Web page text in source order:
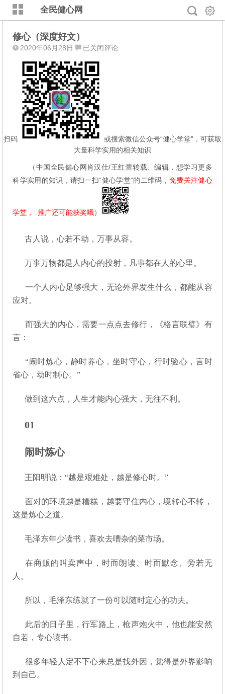
全民健心网
修心（深度好文）
2020年06月28日
修
（深
度
好
文）
已关闭评论
扫码
或搜索微信公众号“健心学堂”，可获取
大量科学实用的相关知识
（中国全民健心网肖汉仕/王红蕾转载、编辑，想学习更多
科学实用的知识，请扫一扫“健心学堂”的二维码， 免费关注健心
学堂，  推广还可能获奖哦）
古人说，心若不动，万事从容。
万事万物都是人内心的投射，凡事都在人的心里。
一个人内心足够强大，无论外界发生什么，都能从容
应对。
而强大的内心，需要一点点去修行，《格言联璧》有
言：
“闹时炼心，静时养心，坐时守心，行时验心，言时
省心，动时制心。”
做到这六点，人生才能内心强大，无往不利。
01
闹时炼心
王阳明说：“越是艰难处，越是修心时。”
面对的环境越是糟糕，越要守住内心，境转心不转，
这是炼心之道。
毛泽东年少读书，喜欢去嘈杂的菜市场。
在商贩的叫卖声中，时而朗读、时而默念、旁若无
人。
所以，毛泽东练就了一份可以随时定心的功夫。
此后的日子里，行军路上，枪声炮火中，他也能安然
自若，专心读书。
很多年轻人定不下心来总是找外因，觉得是外界影响
到自己。